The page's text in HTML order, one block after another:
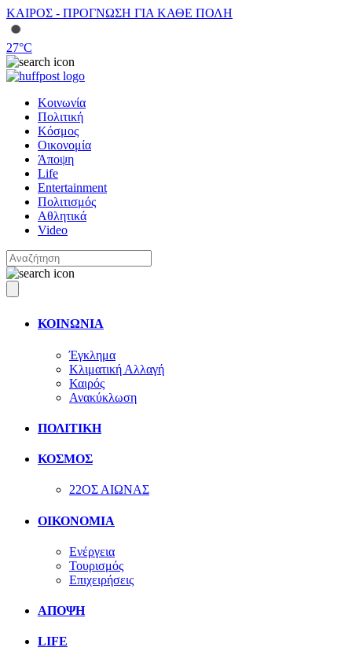
ΚΑΙΡΟΣ - ΠΡΟΓΝΩΣΗ ΓΙΑ ΚΑΘΕ ΠΟΛΗ
27°C
Κοινωνία
Πολιτική
Κόσμος
Οικονομία
Άποψη
Life
Entertainment
Πολιτισμός
Αθλητικά
Video
ΚΟΙΝΩΝΙΑ
Έγκλημα
Κλιματική Αλλαγή
Καιρός
Ανακύκλωση
ΠΟΛΙΤΙΚΗ
ΚΟΣΜΟΣ
22ΟΣ ΑΙΩΝΑΣ
ΟΙΚΟΝΟΜΙΑ
Ενέργεια
Τουρισμός
Επιχειρήσεις
ΑΠΟΨΗ
LIFE